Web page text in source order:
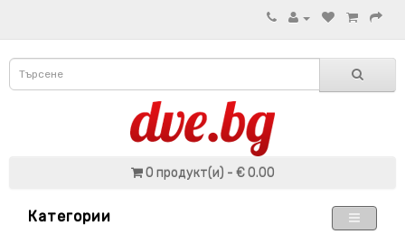
0 продукт(и) - € 0.00
Категории